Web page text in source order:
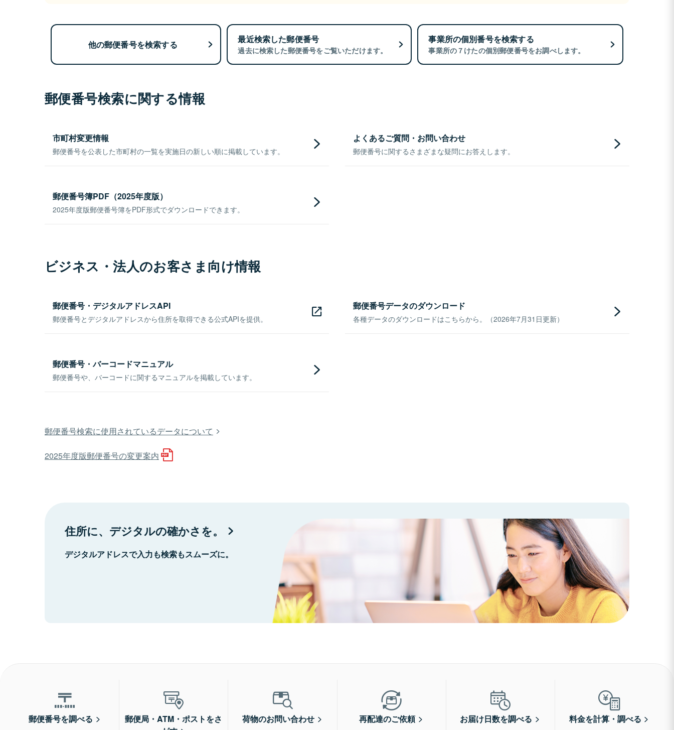
他の郵便番号を検索する 最近検索した郵便番号
過去に検索した郵便番号をご覧いただけます。
事業所の個別番号を検索する
事業所の７けたの個別郵便番号をお調べします。
郵便番号検索に関する情報
市町村変更情報
郵便番号を公表した市町村の一覧を実施日の新しい順に掲載しています。
よくあるご質問・お問い合わせ
郵便番号に関するさまざまな疑問にお答えします。
郵便番号簿PDF（2025年度版）
2025年度版郵便番号簿をPDF形式でダウンロードできます。
ビジネス・法人のお客さま向け情報
郵便番号・デジタルアドレスAPI
郵便番号とデジタルアドレスから住所を取得できる公式APIを提供。
郵便番号データのダウンロード
各種データのダウンロードはこちらから。（2026年7月31日更新）
郵便番号・バーコードマニュアル
郵便番号や、バーコードに関するマニュアルを掲載しています。
郵便番号検索に使用されているデータについて
2025年度版郵便番号の変更案内
住所に、デジタルの確かさを。
デジタルアドレスで入力も検索もスムーズに。
郵便番号を調べる
郵便局・ATM・ポストをさ
荷物のお問い合わせ 再配達のご依頼 お届け日数を調べる 料金を計算・調べる